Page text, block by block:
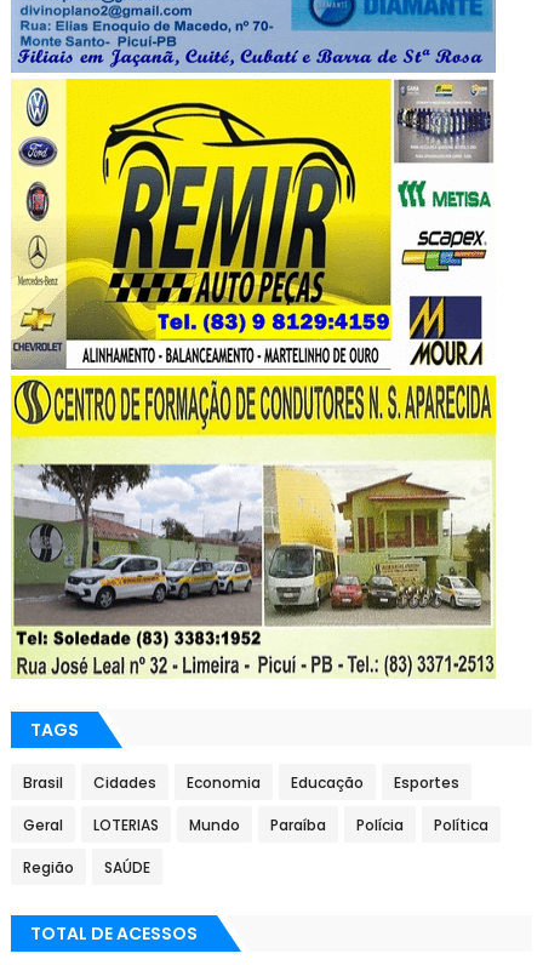
TAGS
Brasil Cidades Economia Educação Esportes
Geral LOTERIAS Mundo Paraíba Polícia Política
Região SAÚDE
TOTAL DE ACESSOS